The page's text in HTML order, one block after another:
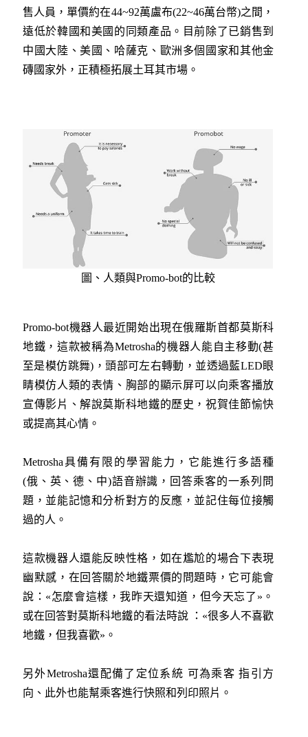
售人員，單價約在44~92萬盧布(22~46萬台幣)之間，
遠低於韓國和美國的同類產品。目前除了已銷售到
中國大陸、美國、哈薩克、歐洲多個國家和其他金
磚國家外，正積極拓展土耳其市場。
圖、人類與Promo-bot的比較
Promo-bot機器人最近開始出現在俄羅斯首都莫斯科
地鐵，這款被稱為Metrosha的機器人能自主移動(甚
至是模仿跳舞)，頭部可左右轉動，並透過藍LED眼
睛模仿人類的表情、胸部的顯示屏可以向乘客播放
宣傳影片、解說莫斯科地鐵的歷史，祝賀佳節愉快
或提高其心情。
Metrosha具備有限的學習能力，它能進行多語種
(俄、英、德、中)語音辦識，回答乘客的一系列問
題，並能記憶和分析對方的反應，並記住每位接觸
過的人。
這款機器人還能反映性格，如在尷尬的場合下表現
幽默感，在回答關於地鐵票價的問題時，它可能會
說：«怎麼會這樣，我昨天還知道，但今天忘了»。
或在回答對莫斯科地鐵的看法時說 ：«很多人不喜歡
地鐵，但我喜歡»。
另外Metrosha還配備了定位系統 可為乘客 指引方
向、此外也能幫乘客進行快照和列印照片。